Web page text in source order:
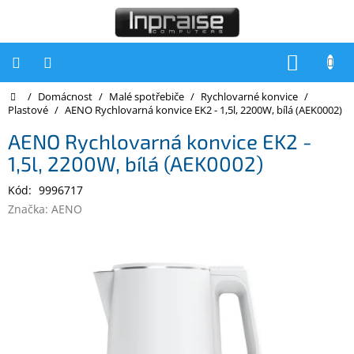
Počítače
Inpraise
Notebooky
Tiskárny
Domů
/ Domácnost / Malé spotřebiče / Rychlovarné konvice /
Plastové / AENO Rychlovarná konvice EK2 - 1,5l, 2200W, bílá (AEK0002)
AENO Rychlovarná konvice EK2 -
1,5l, 2200W, bílá (AEK0002)
Kód: 9996717
Značka: AENO